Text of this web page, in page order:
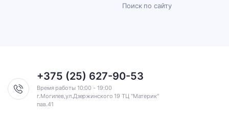
Поиск по сайту
+375 (25) 627-90-53
Время работы 10:00 - 19:00
г.Могилев,ул.Дзержинского 19 ТЦ "Материк"
пав.41